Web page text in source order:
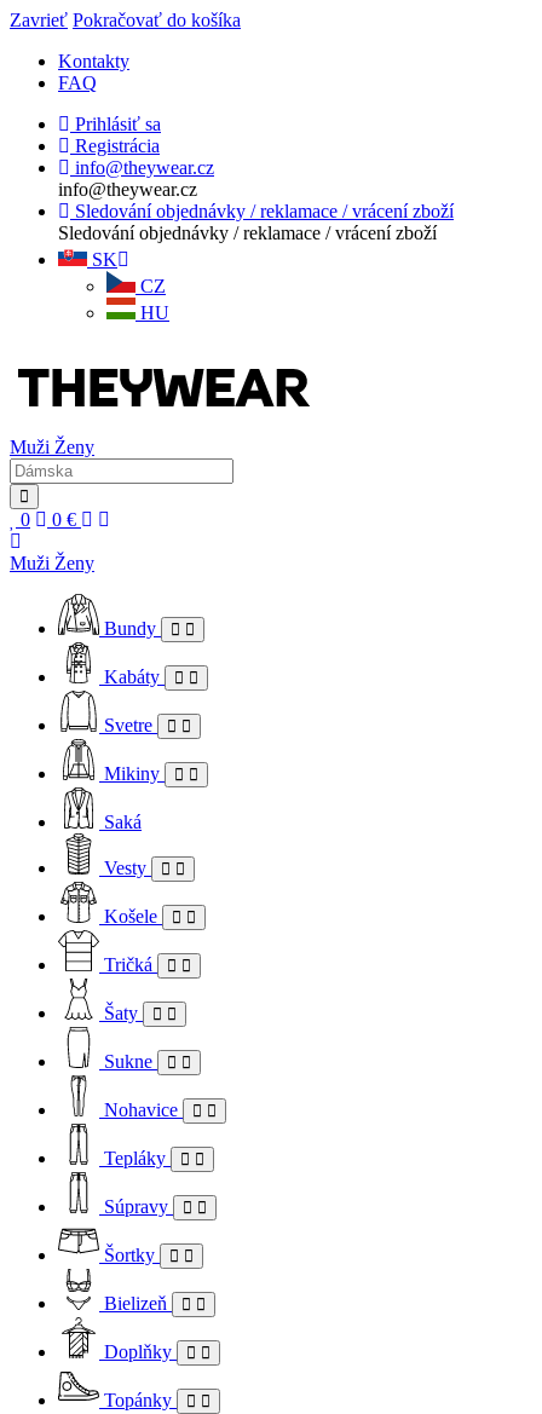
Zavrieť Pokračovať do košíka
Kontakty
FAQ
Prihlásiť sa
Registrácia
info@theywear.cz
info@theywear.cz
Sledování objednávky / reklamace / vrácení zboží
Sledování objednávky / reklamace / vrácení zboží
SK
CZ
HU
Muži Ženy
0 0 €
Muži Ženy
Bundy
Kabáty
Svetre
Mikiny
Saká
Vesty
Košele
Tričká
Šaty
Sukne
Nohavice
Tepláky
Súpravy
Šortky
Bielizeň
Doplňky
Topánky